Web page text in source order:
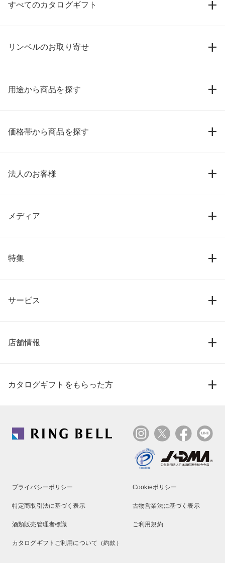
すべてのカタログギフト
リンベルのお取り寄せ
用途から商品を探す
価格帯から商品を探す
法人のお客様
メディア
特集
サービス
店舗情報
カタログギフトをもらった方
プライバシーポリシー Cookieポリシー
特定商取引法に基づく表示 古物営業法に基づく表示
酒類販売管理者標識 ご利用規約
カタログギフトご利用について（約款）